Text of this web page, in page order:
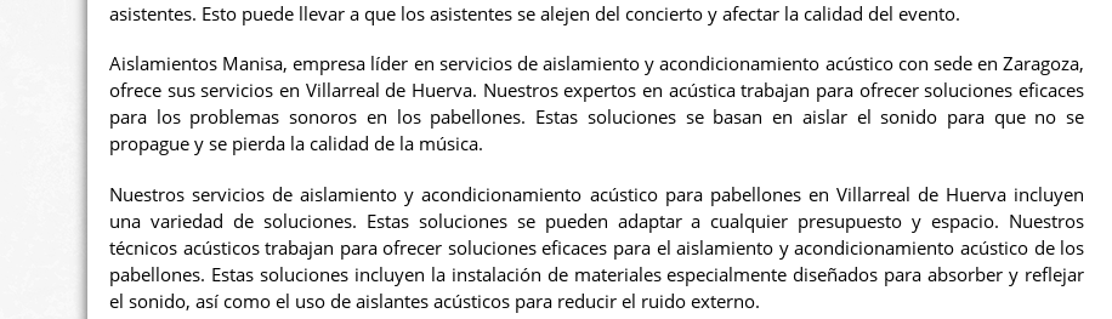
asistentes. Esto puede llevar a que los asistentes se alejen del concierto y afectar la calidad del evento.
Aislamientos Manisa, empresa líder en servicios de aislamiento y acondicionamiento acústico con sede en Zaragoza,
ofrece sus servicios en Villarreal de Huerva. Nuestros expertos en acústica trabajan para ofrecer soluciones eficaces
para los problemas sonoros en los pabellones. Estas soluciones se basan en aislar el sonido para que no se
propague y se pierda la calidad de la música.
Nuestros servicios de aislamiento y acondicionamiento acústico para pabellones en Villarreal de Huerva incluyen
una variedad de soluciones. Estas soluciones se pueden adaptar a cualquier presupuesto y espacio. Nuestros
técnicos acústicos trabajan para ofrecer soluciones eficaces para el aislamiento y acondicionamiento acústico de los
pabellones. Estas soluciones incluyen la instalación de materiales especialmente diseñados para absorber y reflejar
el sonido, así como el uso de aislantes acústicos para reducir el ruido externo.